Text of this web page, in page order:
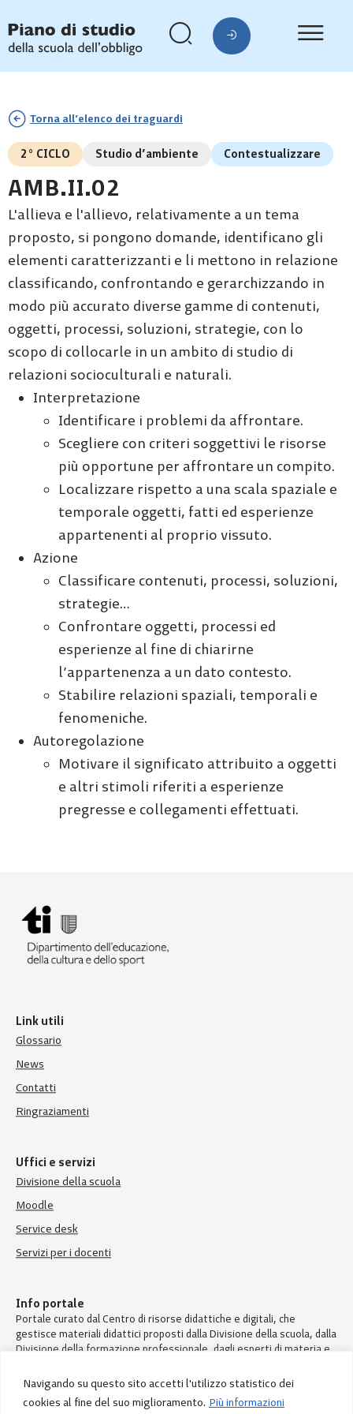
Navigando su questo sito accetti l'utilizzo statistico dei
cookies al fine del suo miglioramento. Più informazioni
Torna all’elenco dei traguardi
2° CICLO Studio d’ambiente Contestualizzare
AMB.II.02
L'allieva e l'allievo, relativamente a un tema
proposto, si pongono domande, identificano gli
elementi caratterizzanti e li mettono in relazione
classificando, confrontando e gerarchizzando in
modo più accurato diverse gamme di contenuti,
oggetti, processi, soluzioni, strategie, con lo
scopo di collocarle in un ambito di studio di
relazioni socioculturali e naturali.
Interpretazione
Identificare i problemi da affrontare.
Scegliere con criteri soggettivi le risorse
più opportune per affrontare un compito.
Localizzare rispetto a una scala spaziale e
temporale oggetti, fatti ed esperienze
appartenenti al proprio vissuto.
Azione
Classificare contenuti, processi, soluzioni,
strategie…
Confrontare oggetti, processi ed
esperienze al fine di chiarirne
l’appartenenza a un dato contesto.
Stabilire relazioni spaziali, temporali e
fenomeniche.
Autoregolazione
Motivare il significato attribuito a oggetti
e altri stimoli riferiti a esperienze
pregresse e collegamenti effettuati.
Link utili
Glossario
News
Contatti
Ringraziamenti
Uffici e servizi
Divisione della scuola
Moodle
Service desk
Servizi per i docenti
Info portale
Portale curato dal Centro di risorse didattiche e digitali, che
gestisce materiali didattici proposti dalla Divisione della scuola, dalla
Divisione della formazione professionale, dagli esperti di materia e
© Divisione della scuola – Repubblica e Cantone Ticino